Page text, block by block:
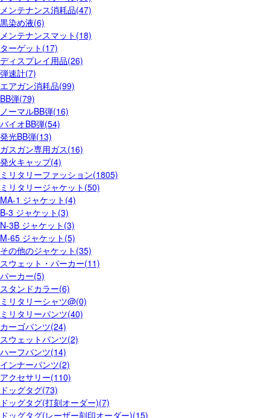
メンテナンス消耗品(47)
黒染め液(6)
メンテナンスマット(18)
ターゲット(17)
ディスプレイ用品(26)
弾速計(7)
エアガン消耗品(99)
BB弾(79)
ノーマルBB弾(16)
バイオBB弾(54)
発光BB弾(13)
ガスガン専用ガス(16)
発火キャップ(4)
ミリタリーファッション(1805)
ミリタリージャケット(50)
MA-1 ジャケット(4)
B-3 ジャケット(3)
N-3B ジャケット(3)
M-65 ジャケット(5)
その他のジャケット(35)
スウェット・パーカー(11)
パーカー(5)
スタンドカラー(6)
ミリタリーシャツ@(0)
ミリタリーパンツ(40)
カーゴパンツ(24)
スウェットパンツ(2)
ハーフパンツ(14)
インナーパンツ(2)
アクセサリー(110)
ドッグタグ(73)
ドッグタグ(打刻オーダー)(7)
ドッグタグ(レーザー刻印オーダー)(15)